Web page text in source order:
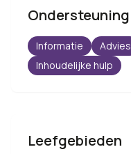
Ondersteuning
Informatie Advies
Inhoudelijke hulp
Leefgebieden